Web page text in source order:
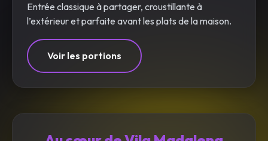
Entrée classique à partager, croustillante à
l’extérieur et parfaite avant les plats de la maison.
Voir les portions